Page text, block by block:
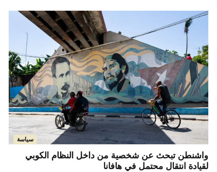
سياسة
واشنطن تبحث عن شخصية من داخل النظام الكوبي
لقيادة انتقال محتمل في هافانا